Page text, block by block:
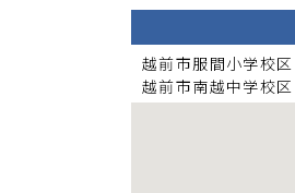
越前市服間小学校区
越前市南越中学校区